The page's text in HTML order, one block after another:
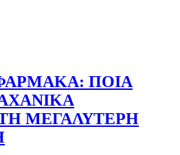
ΠΟΙΑ
ΜΕΓΑΛΥΤΕΡΗ